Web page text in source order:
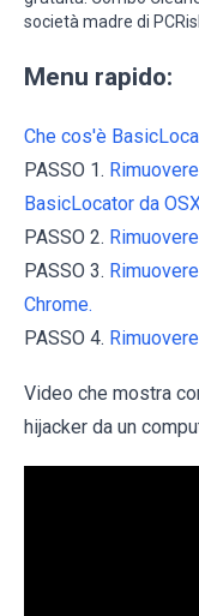
società madre di
Menu rapido:
Che cos'è
PASSO 1.
BasicLocator da
PASSO 2.
PASSO 3.
Chrome.
PASSO 4.
Video che mostra
hijacker da un